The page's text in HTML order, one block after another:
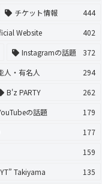
チケット情報
444
Website
402
Instagramの話題
372
人・有名人
294
B'z PARTY
262
の話題
179
177
159
Takiyama
135